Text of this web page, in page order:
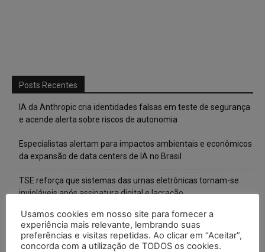
Posts Recentes
IA da Anthropic cria identidades falsas em teste de segurança
e acende alerta sobre riscos de autonomia
Especialistas alertam para impactos ambientais e econômicos
da expansão de data centers de IA no Brasil
TSE reforça que sistemas das urnas eletrônicas tornam-se
invioláveis após assinatura digital e lacração
STF inicia julgamento sobre constitucionalidade da proibição
dos jogos de azar no Brasil
Usamos cookies em nosso site para fornecer a
experiência mais relevante, lembrando suas
preferências e visitas repetidas. Ao clicar em “Aceitar”,
concorda com a utilização de TODOS os cookies.